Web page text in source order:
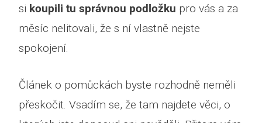
si koupili tu správnou podložku pro vás a za
měsíc nelitovali, že s ní vlastně nejste
spokojení.
Článek o pomůckách byste rozhodně neměli
přeskočit. Vsadím se, že tam najdete věci, o